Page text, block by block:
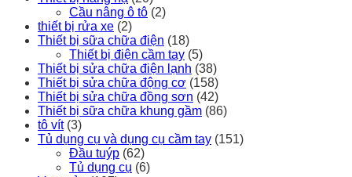
Cầu nâng ô tô (2)
thiết bị rửa xe (2)
Thiết bị sữa chữa điện (18)
Thiết bị điện cầm tay (5)
Thiết bị sửa chữa điện lạnh (38)
Thiết bị sửa chữa động cơ (158)
Thiết bị sửa chữa đồng sơn (42)
Thiết bị sữa chữa khung gầm (86)
tô vít (3)
Tủ dụng cụ và dụng cụ cầm tay (151)
Đầu tuýp (62)
Tủ dụng cụ (6)